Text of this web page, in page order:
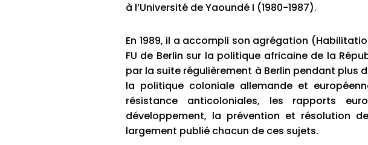
à l’Université de Yaoundé I (1980-1987).
En 1989, il a accompli son agrégation
FU de Berlin sur la politique africaine de la
par la suite régulièrement à Berlin pendant plus
la politique coloniale allemande et
résistance anticoloniales, les rapports
développement, la prévention et résolution
largement publié chacun de ces sujets.